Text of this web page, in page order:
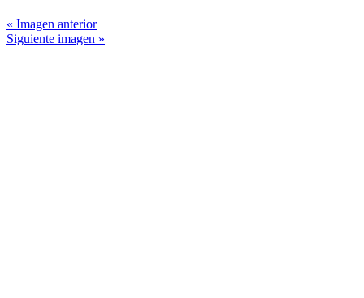
« Imagen anterior
Siguiente imagen »